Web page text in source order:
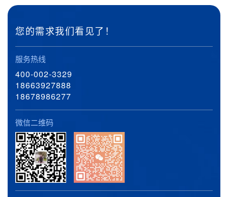
您的需求我们看见了！
服务热线
400-002-3329
18663927888
18678986277
微信二维码